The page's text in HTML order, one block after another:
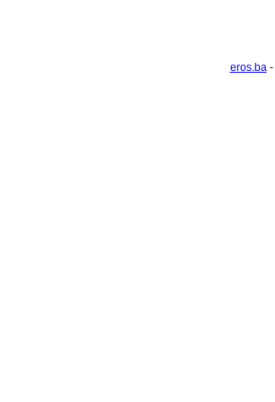
eros.ba-